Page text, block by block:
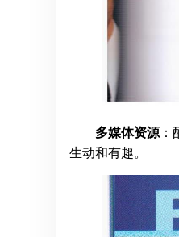
多媒体资源：
生动和有趣。